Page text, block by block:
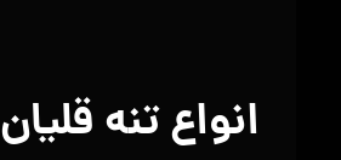
انواع تنه قلیان